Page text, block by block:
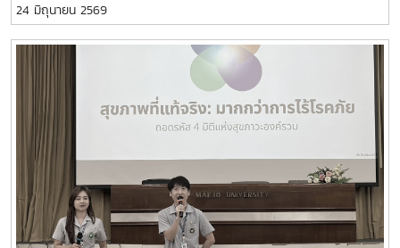
เทอม ในปีการศึกษา 2569 โดยเชิญเจ้าหน้าที่จากเทศบาลเมือง
แม่โจ้มาพ่นฝอยละอองกำจัดยุง บริเวณหอพักนักศึกษา สวนป่า
บ้านพักบุคลากร และบริเวณโดยรอบมหาวิทยาลัย ทั้งนี้ ทีมงานผู้
บริหารจากเทศบาลเมืองแม่โจ้ ได้มอบทรายอะเบทให้แก่งานอนามัย
ไว้เพื่อกำจัดลูกน้ำยุงลาย โดยการประชาสัมพันธ์ให้ทุกหน่วยงานที่
มีความต้องการทรายอะเบท สามารถมารับได้ที่งานอนามัย กอง
พัฒนานักศึกษา อาคารอำนวย ยศสุข
24 มิถุนายน 2569